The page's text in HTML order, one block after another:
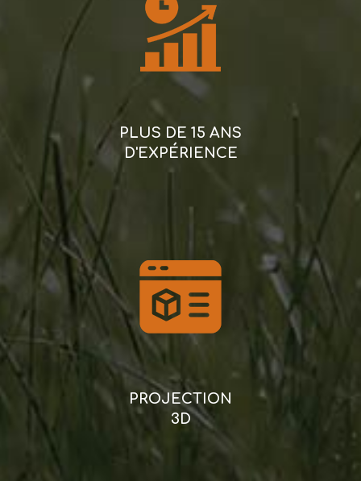
PLUS DE 15 ANS
D'EXPÉRIENCE
PROJECTION
3D